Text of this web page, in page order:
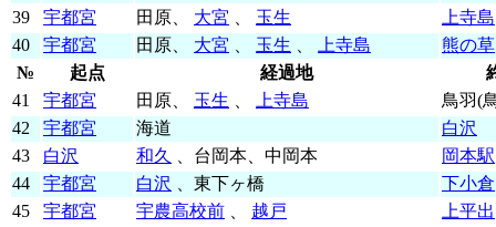
39
宇都宮 田原、 大宮 玉生
上寺島
40
宇都宮 田原、 大宮 玉生 上寺島
熊の草
№
起点 経過地
41
宇都宮 田原、 玉生 上寺島
鳥羽(
42
宇都宮 海道
白沢
43
白沢 和久 、台岡本、中岡本
岡本駅
44
宇都宮 白沢 、東下ヶ橋
下小倉
45
宇都宮 宇農高校前 越戸
上平出